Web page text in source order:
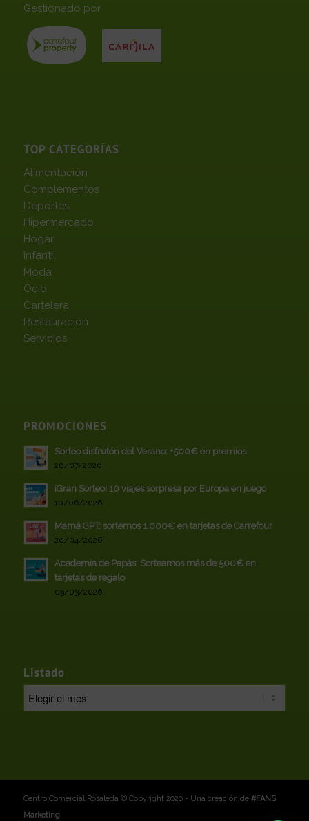
Gestionado por
TOP CATEGORÍAS
Alimentación
Complementos
Deportes
Hipermercado
Hogar
Infantil
Moda
Ocio
Cartelera
Restauración
Servicios
PROMOCIONES
Sorteo disfrutón del Verano: +500€ en premios
20/07/2026
¡Gran Sorteo! 10 viajes sorpresa por Europa en juego
10/06/2026
Mamá GPT: sortemos 1.000€ en tarjetas de Carrefour
20/04/2026
Academia de Papás: Sorteamos más de 500€ en
tarjetas de regalo
09/03/2026
Listado
Centro Comercial Rosaleda © Copyright 2020 - Una creación de #FANS
Marketing